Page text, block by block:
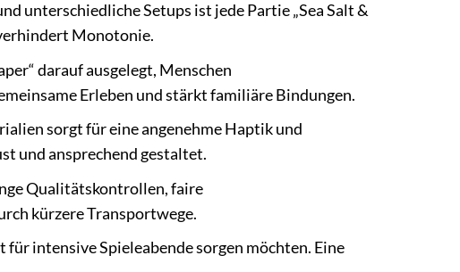
unterschiedliche Setups ist jede Partie „Sea Salt &
Monotonie.
darauf ausgelegt, Menschen
Erleben und stärkt familiäre Bindungen.
sorgt für eine angenehme Haptik und
und ansprechend gestaltet.
Qualitätskontrollen, faire
kürzere Transportwege.
intensive Spieleabende sorgen möchten. Eine